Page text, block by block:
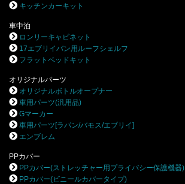
キッチンカーキット
車中泊
ロンリーキャビネット
17エブリイバン用ルーフシェルフ
フラットベッドキット
オリジナルパーツ
オリジナルボトルオープナー
車用パーツ(汎用品)
Gマーカー
車用パーツ[ラパン/バモス/エブリイ]
エンブレム
PPカバー
PPカバー(ストレッチャー用プライバシー保護機器)
PPカバー(ビニールカバータイプ)